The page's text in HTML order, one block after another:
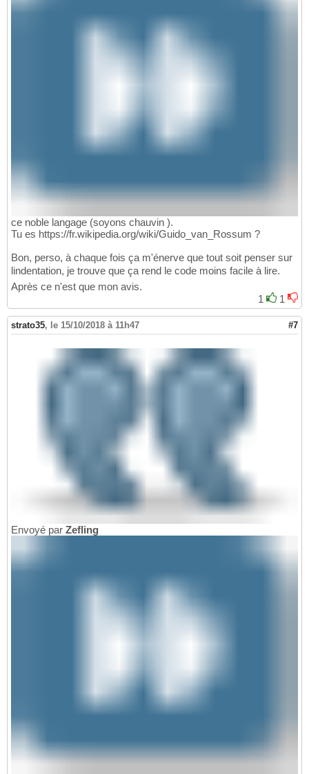
ce noble langage (soyons chauvin ).
Tu es https://fr.wikipedia.org/wiki/Guido_van_Rossum ?
Bon, perso, à chaque fois ça m'énerve que tout soit penser sur
lindentation, je trouve que ça rend le code moins facile à lire.
Après ce n'est que mon avis.
1
1
strato35, le 15/10/2018 à 11h47 #7
Envoyé par Zefling